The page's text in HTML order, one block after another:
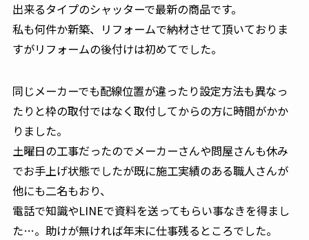
出来るタイプのシャッターで最新の商品です。
私も何件か新築、リフォームで納材させて頂いておりま
すがリフォームの後付けは初めてでした。
同じメーカーでも配線位置が違ったり設定方法も異なっ
たりと枠の取付ではなく取付してからの方に時間がかか
りました。
土曜日の工事だったのでメーカーさんや問屋さんも休み
でお手上げ状態でしたが既に施工実績のある職人さんが
他にも二名もおり、
電話で知識やLINEで資料を送ってもらい事なきを得まし
た…。助けが無ければ年末に仕事残るところでした。